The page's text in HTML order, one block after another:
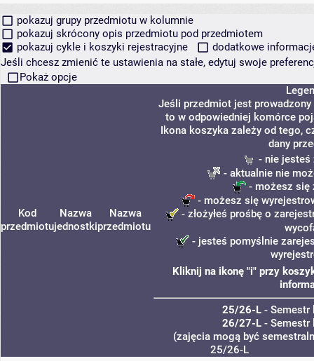
pokazuj grupy przedmiotu w kolumnie
pokazuj skrócony opis przedmiotu pod przedmiotem
pokazuj cykle i koszyki rejestracyjne
dodatkowe
Jeśli chcesz zmienić te ustawienia na stałe, edytuj swoje
Pokaż opcje
Kod
przedmiotu
Nazwa
jednostki
Nazwa
przedmiotu
Jeśli przedmiot jest prowadzony
to w odpowiedniej komórce
Ikona koszyka zależy od tego,
dany
- nie jesteś
- aktualnie nie
- możesz się
- możesz się
- złożyłeś prośbę o
- jesteś pomyślnie
Kliknij na ikonę "i" przy
25/26-L- Semestr
26/27-L- Semestr
(zajęcia mogą być
25/26-L